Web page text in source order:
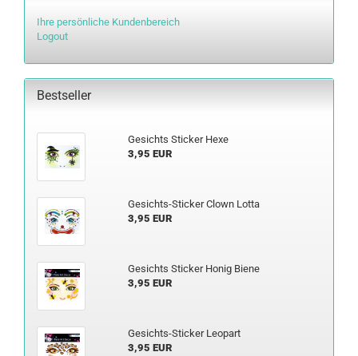
Ihre persönliche Kundenbereich
Logout
Bestseller
Ge­sichts Sti­cker Hexe
3,95 EUR
Gesichts-​Sticker Clown Lotta
3,95 EUR
Ge­sichts Sti­cker Honig Biene
3,95 EUR
Gesichts-​Sticker Leo­part
3,95 EUR